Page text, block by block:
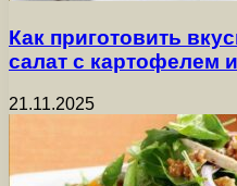
Как приготовить
салат с картофелем
21.11.2025